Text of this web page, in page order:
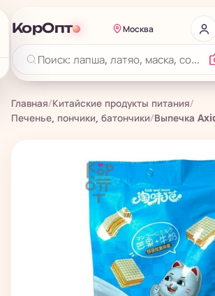
КорОпт Москва
Главная/Китайские продукты питания/
Печенье, пончики, батончики/Выпечка